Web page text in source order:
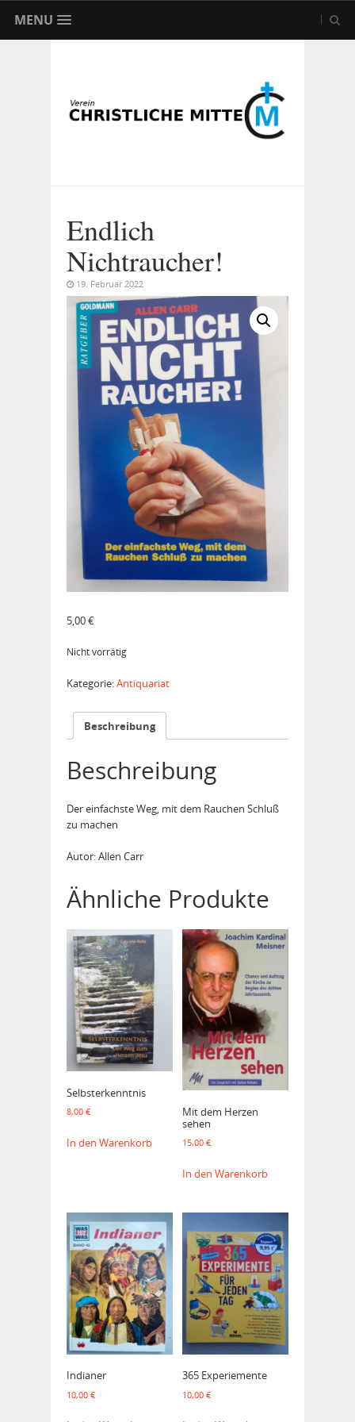
MENU
Endlich
Nichtraucher!
19. Februar 2022
5,00€
Nicht vorrätig
Kategorie:Antiquariat
Beschreibung
Beschreibung
Der einfachste Weg, mit dem Rauchen Schluß
zu machen
Autor: Allen Carr
Ähnliche Produkte
Selbsterkenntnis
8,00 €
In den Warenkorb
Mit dem Herzen
sehen
15,00 €
In den Warenkorb
Indianer
10,00 €
365 Experiemente
10,00 €